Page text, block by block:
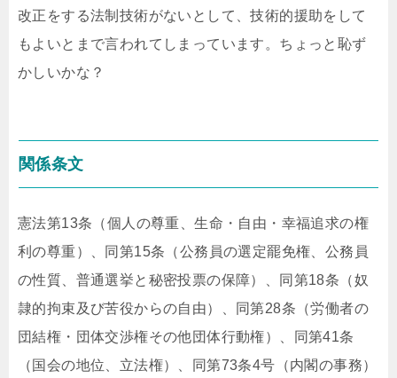
改正をする法制技術がないとして、技術的援助をして
もよいとまで言われてしまっています。ちょっと恥ず
かしいかな？
関係条文
憲法第13条（個人の尊重、生命・自由・幸福追求の権
利の尊重）、同第15条（公務員の選定罷免権、公務員
の性質、普通選挙と秘密投票の保障）、同第18条（奴
隷的拘束及び苦役からの自由）、同第28条（労働者の
団結権・団体交渉権その他団体行動権）、同第41条
（国会の地位、立法権）、同第73条4号（内閣の事務）